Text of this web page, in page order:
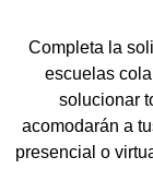
Completa la
escuelas
solucionar
acomodarán a
presencial o